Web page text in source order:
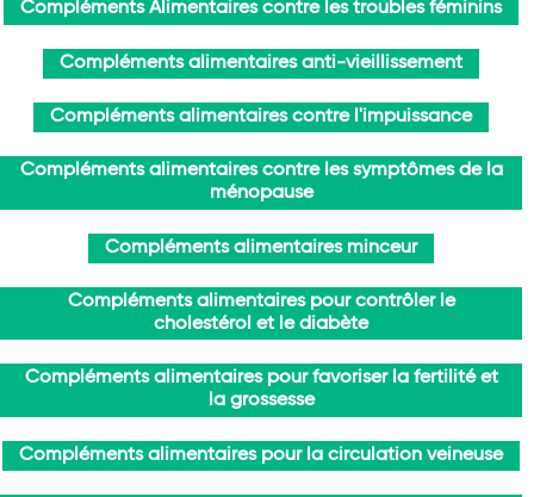
Compléments Alimentaires contre les troubles féminins
Compléments alimentaires anti-vieillissement
Compléments alimentaires contre l'impuissance
Compléments alimentaires contre les symptômes de la
ménopause
Compléments alimentaires minceur
Compléments alimentaires pour contrôler le
cholestérol et le diabète
Compléments alimentaires pour favoriser la fertilité et
la grossesse
Compléments alimentaires pour la circulation veineuse